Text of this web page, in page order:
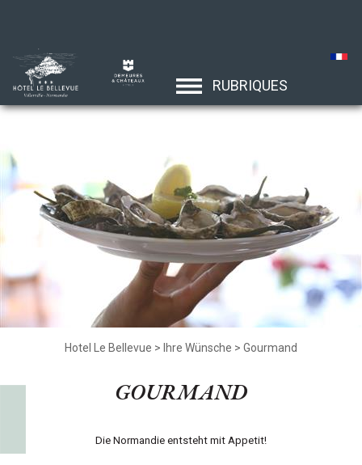
RUBRIQUES
Hotel Le Bellevue > Ihre Wünsche > Gourmand
GOURMAND
Die Normandie entsteht mit Appetit!